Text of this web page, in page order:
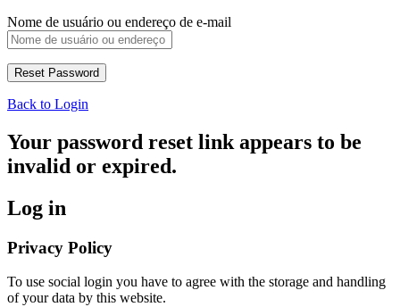
Nome de usuário ou endereço de e-mail
Back to Login
Your password reset link appears to be
invalid or expired.
Log in
Privacy Policy
To use social login you have to agree with the storage and handling
of your data by this website.